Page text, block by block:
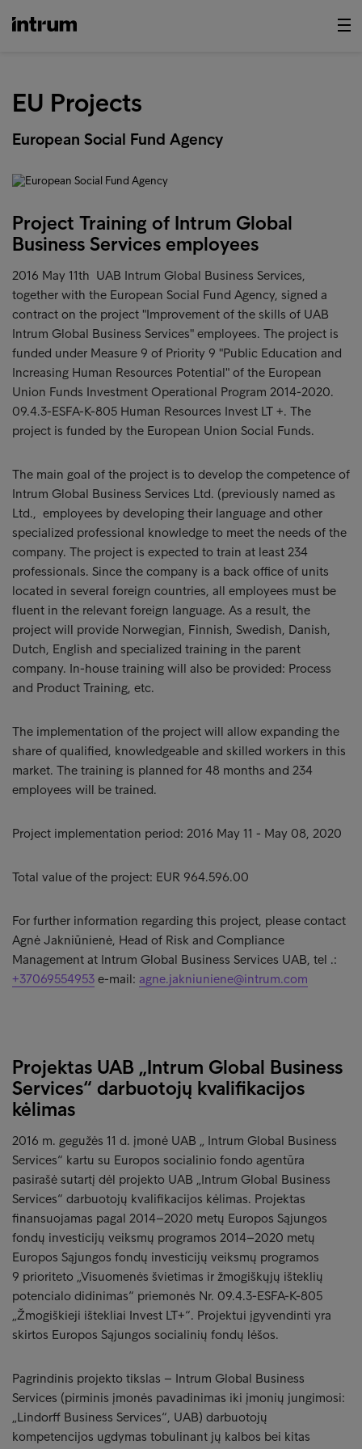
EU Projects
European Social Fund Agency
Project Training of Intrum Global
Business Services employees
2016 May 11th UAB Intrum Global Business Services,
together with the European Social Fund Agency, signed a
contract on the project "Improvement of the skills of UAB
Intrum Global Business Services" employees. The project is
funded under Measure 9 of Priority 9 "Public Education and
Increasing Human Resources Potential" of the European
Union Funds Investment Operational Program 2014-2020.
09.4.3-ESFA-K-805 Human Resources Invest LT +. The
project is funded by the European Union Social Funds.
The main goal of the project is to develop the competence of
Intrum Global Business Services Ltd. (previously named as
Ltd., employees by developing their language and other
specialized professional knowledge to meet the needs of the
company. The project is expected to train at least 234
professionals. Since the company is a back office of units
located in several foreign countries, all employees must be
fluent in the relevant foreign language. As a result, the
project will provide Norwegian, Finnish, Swedish, Danish,
Dutch, English and specialized training in the parent
company. In-house training will also be provided: Process
and Product Training, etc.
The implementation of the project will allow expanding the
share of qualified, knowledgeable and skilled workers in this
market. The training is planned for 48 months and 234
employees will be trained.
Project implementation period: 2016 May 11 - May 08, 2020
Total value of the project: EUR 964.596.00
For further information regarding this project, please contact
Agnė Jakniūnienė, Head of Risk and Compliance
Management at Intrum Global Business Services UAB, tel .:
+37069554953 e-mail: agne.jakniuniene@intrum.com
Projektas UAB „Intrum Global Business
Services“ darbuotojų kvalifikacijos
kėlimas
2016 m. gegužės 11 d. įmonė UAB „ Intrum Global Business
Services“ kartu su Europos socialinio fondo agentūra
pasirašė sutartį dėl projekto UAB „Intrum Global Business
Services“ darbuotojų kvalifikacijos kėlimas. Projektas
finansuojamas pagal 2014–2020 metų Europos Sąjungos
fondų investicijų veiksmų programos 2014–2020 metų
Europos Sąjungos fondų investicijų veiksmų programos
9 prioriteto „Visuomenės švietimas ir žmogiškųjų išteklių
potencialo didinimas“ priemonės Nr. 09.4.3-ESFA-K-805
„Žmogiškieji ištekliai Invest LT+“. Projektui įgyvendinti yra
skirtos Europos Sąjungos socialinių fondų lėšos.
Pagrindinis projekto tikslas – Intrum Global Business
Services (pirminis įmonės pavadinimas iki įmonių jungimosi:
„Lindorff Business Services“, UAB) darbuotojų
kompetencijos ugdymas tobulinant jų kalbos bei kitas